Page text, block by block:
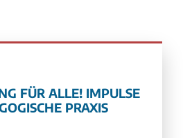
FÜR ALLE! IMPULSE
PRAXIS